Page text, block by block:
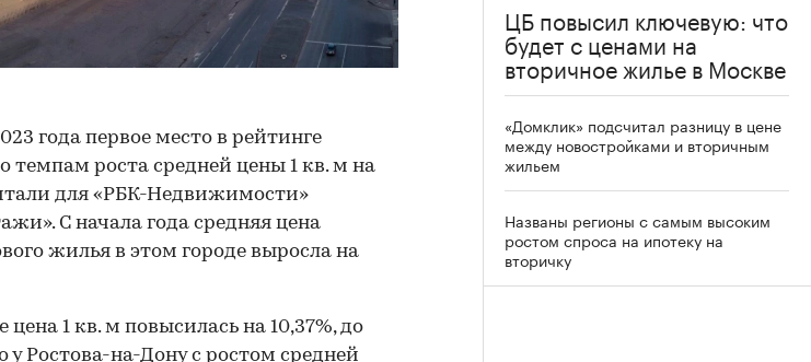
года первое место в рейтинге
темпам роста средней цены 1 кв. м на
для «РБК-Недвижимости»
С начала года средняя цена
жилья в этом городе выросла на
1 кв. м повысилась на 10,37%, до
у Ростова-на-Дону с ростом средней
ЦБ повысил ключевую: что
будет с ценами на
вторичное жилье в Москве
«Домклик» подсчитал разницу в цене
между новостройками и вторичным
жильем
Названы регионы с самым высоким
ростом спроса на ипотеку на
вторичку